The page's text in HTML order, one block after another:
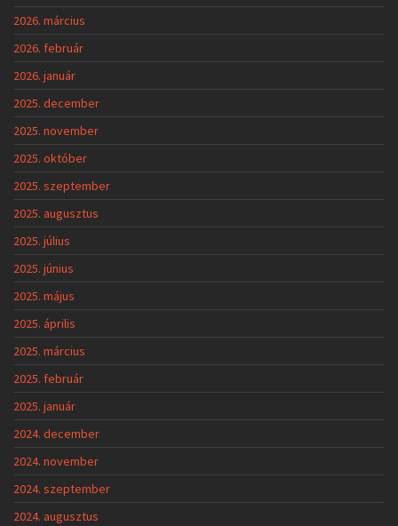
2026. március
2026. február
2026. január
2025. december
2025. november
2025. október
2025. szeptember
2025. augusztus
2025. július
2025. június
2025. május
2025. április
2025. március
2025. február
2025. január
2024. december
2024. november
2024. szeptember
2024. augusztus